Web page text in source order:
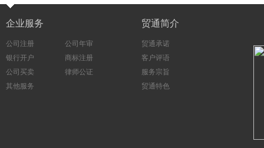
英国公司
企业服务
公司注册
公司年审
银行开户
商标注册
公司买卖
律师公证
其他服务
贸通简介
贸通承诺
客户评语
服务宗旨
贸通特色